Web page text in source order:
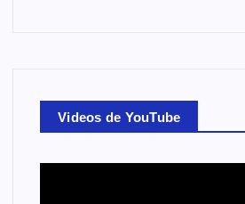
Videos de YouTube